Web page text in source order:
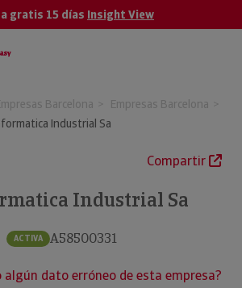
gratis 15 días Insight View
Barcelona
Empresas Barcelona
Industrial Sa
Compartir
Industrial Sa
ACTIVA A58500331
algún dato erróneo de esta empresa?